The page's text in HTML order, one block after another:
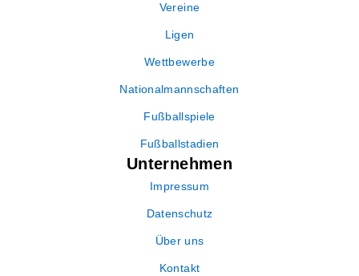
Vereine
Ligen
Wettbewerbe
Nationalmannschaften
Fußballspiele
Fußballstadien
Unternehmen
Impressum
Datenschutz
Über uns
Kontakt